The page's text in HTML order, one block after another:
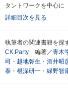
タントワークを中心に
詳細目次を見る
執筆者の関連書籍を探
CK.Party 編著／青木
司 ・ 越地弥生 ・ 酒井昭
泰 ・ 根深研一 ・ 緑野智